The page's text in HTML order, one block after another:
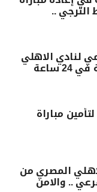
الترجي ..
لنادي الاهلي
المصري للمرة الثانية في 24 ساعة
مباراة
المصري من
.. والامن